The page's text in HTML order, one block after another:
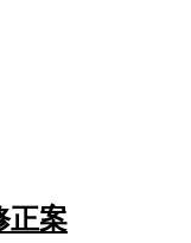
正案